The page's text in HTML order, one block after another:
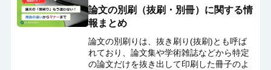
論文の別刷（抜刷・別冊）に関する情
報まとめ
論文の別刷りは、抜き刷り(抜刷)とも呼ば
れており、論文集や学術雑誌などから特定
の論文だけを抜き出して印刷した冊子のよ